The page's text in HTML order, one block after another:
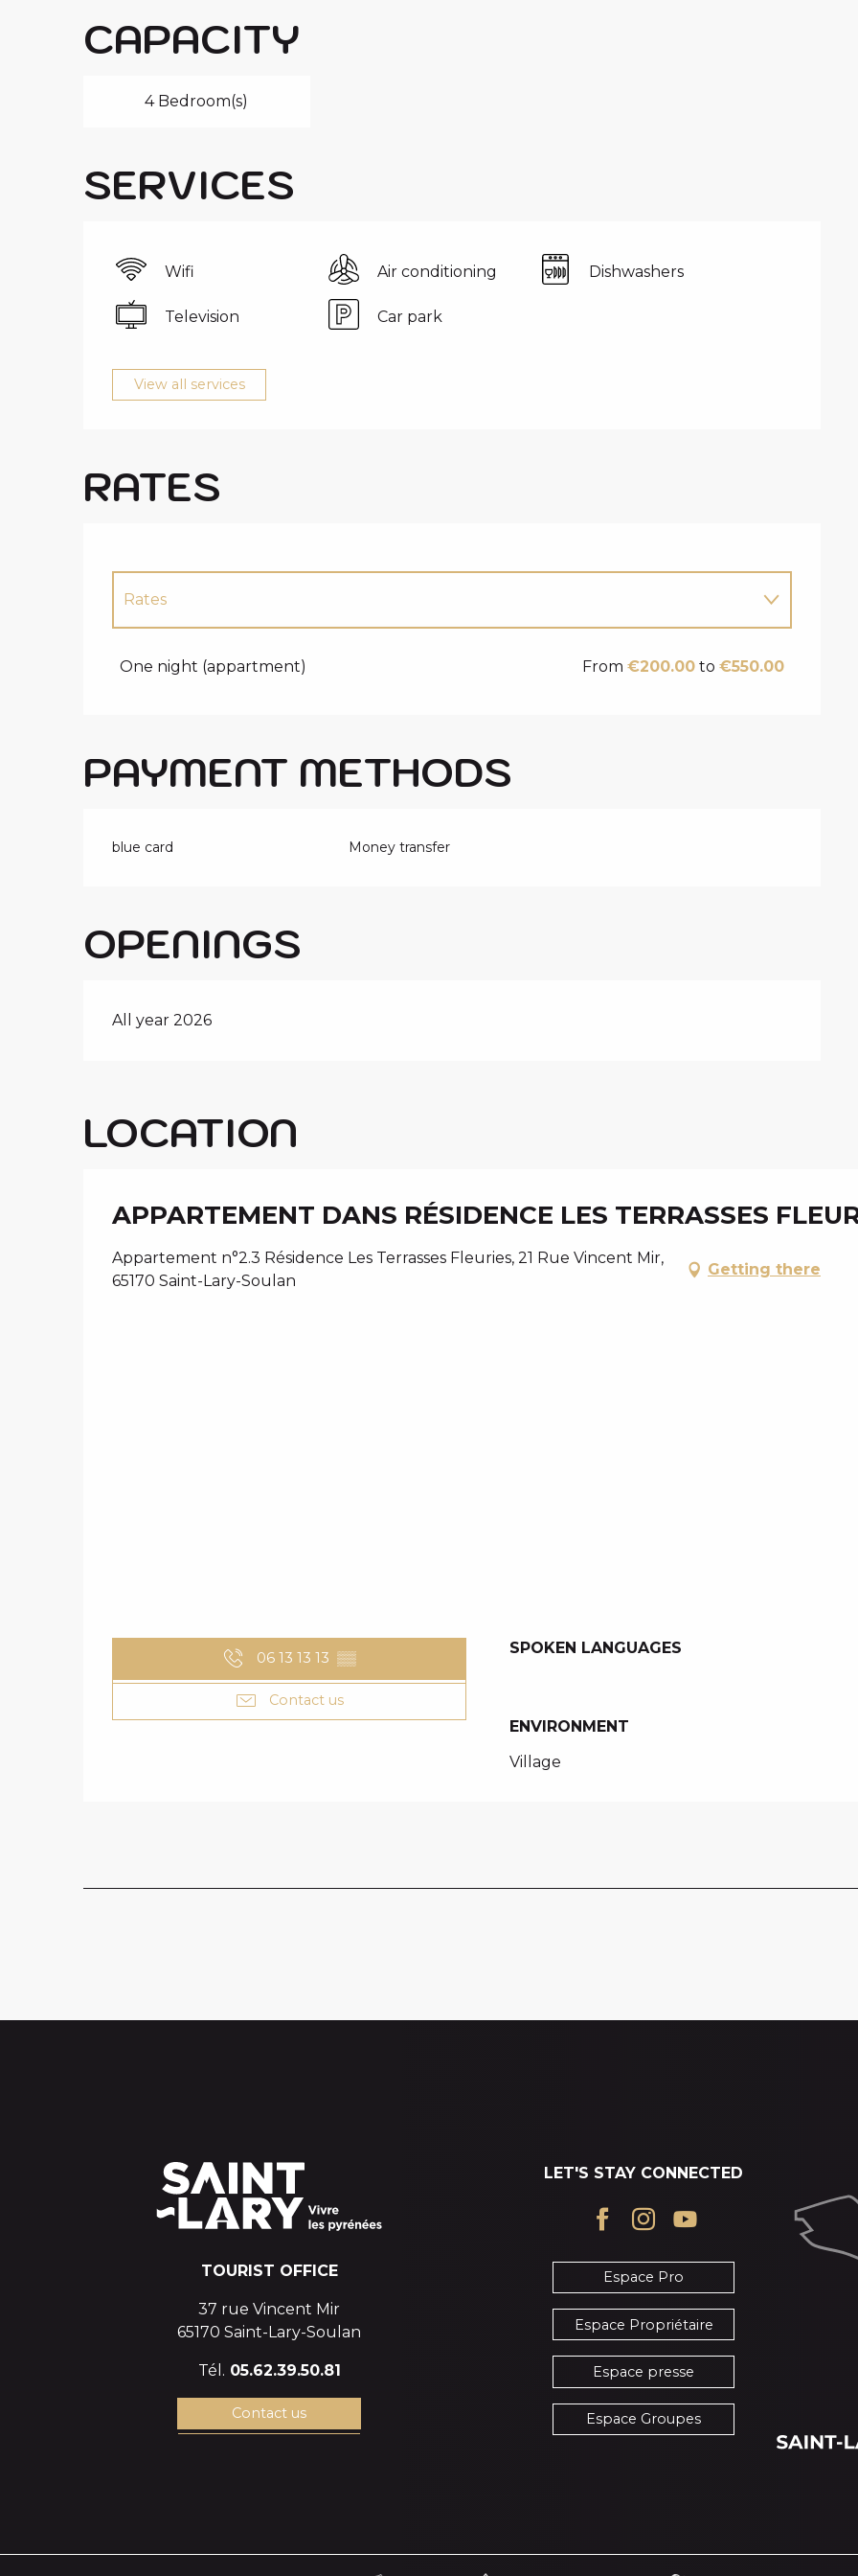
CAPACITY
4 Bedroom(s)
SERVICES
Wifi Air conditioning Dishwashers
Television Car park
View all services
RATES
Rates
Rates 2027
One night (appartment) From€200.00 to€550.00
PAYMENT METHODS
blue card Money transfer
OPENINGS
All year 2026
LOCATION
APPARTEMENT DANS RÉSIDENCE LES TERRASSES
Appartement n°2.3 Résidence Les Terrasses Fleuries, 21 Rue Vincent Mir,
65170 Saint-Lary-Soulan
Getting there
06 13 13 13 ▒▒
Contact us
SPOKEN LANGUAGES
SPOKEN LANGUAGES
ENVIRONMENT
ENVIRONMENT
Village
TOURIST OFFICE
37 rue Vincent Mir
65170 Saint-Lary-Soulan
Tél. 05.62.39.50.81
Contact us
LET'S STAY CONNECTED
Espace Pro
Espace Propriétaire
Espace presse
Espace Groupes